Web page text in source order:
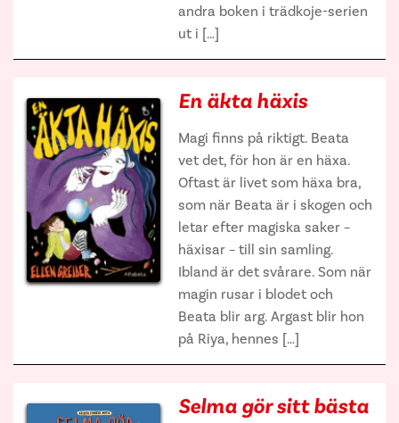
andra boken i trädkoje-serien
ut i […]
En äkta häxis
Magi finns på riktigt. Beata
vet det, för hon är en häxa.
Oftast är livet som häxa bra,
som när Beata är i skogen och
letar efter magiska saker –
häxisar – till sin samling.
Ibland är det svårare. Som när
magin rusar i blodet och
Beata blir arg. Argast blir hon
på Riya, hennes […]
Selma gör sitt bästa